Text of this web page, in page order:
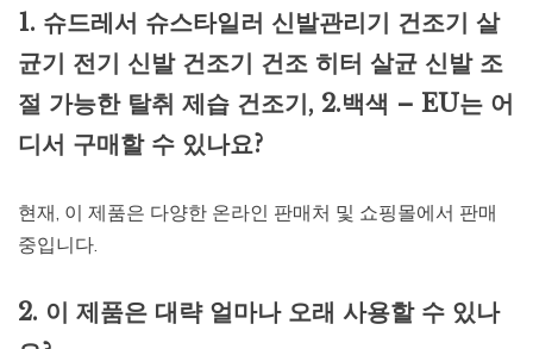
1. 슈드레서 슈스타일러 신발관리기 건조기 살
균기 전기 신발 건조기 건조 히터 살균 신발 조
절 가능한 탈취 제습 건조기, 2.백색 – EU는 어
디서 구매할 수 있나요?
현재, 이 제품은 다양한 온라인 판매처 및 쇼핑몰에서 판매
중입니다.
2. 이 제품은 대략 얼마나 오래 사용할 수 있나